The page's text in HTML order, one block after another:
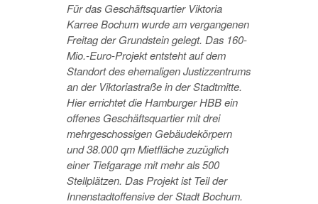
Für das Geschäftsquartier Viktoria
Karree Bochum wurde am vergangenen
Freitag der Grundstein gelegt. Das 160-
Mio.-Euro-Projekt entsteht auf dem
Standort des ehemaligen Justizzentrums
an der Viktoriastraße in der Stadtmitte.
Hier errichtet die Hamburger HBB ein
offenes Geschäftsquartier mit drei
mehrgeschossigen Gebäudekörpern
und 38.000 qm Mietfläche zuzüglich
einer Tiefgarage mit mehr als 500
Stellplätzen. Das Projekt ist Teil der
Innenstadtoffensive der Stadt Bochum.